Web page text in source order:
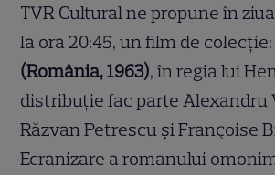
TVR Cultural ne propune în
la ora 20:45, un film de colecţie:
(România, 1963), în regia lui
distribuţie fac parte Alexandru
Răzvan Petrescu şi Françoise
Ecranizare a romanului